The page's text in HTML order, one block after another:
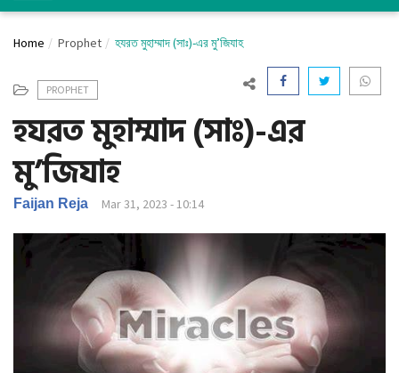
o
g
e
N
a
v
i
g
Home Prophet হযরত মুহাম্মাদ (সাঃ)-এর মু’জিযাহ
PROPHET
হযরত মুহাম্মাদ (সাঃ)-এর
মু’জিযাহ
Faijan Reja Mar 31, 2023 - 10:14